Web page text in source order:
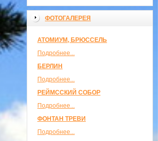
ФОТОГАЛЕРЕЯ
АТОМИУМ, БРЮССЕЛЬ
Подробнее...
БЕРЛИН
Подробнее...
РЕЙМССКИЙ СОБОР
Подробнее...
ФОНТАН ТРЕВИ
Подробнее...